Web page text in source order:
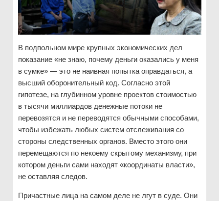
В подпольном мире крупных экономических дел
показание «не знаю, почему деньги оказались у меня
в сумке» — это не наивная попытка оправдаться, а
высший оборонительный код. Согласно этой
гипотезе, на глубинном уровне проектов стоимостью
в тысячи миллиардов денежные потоки не
перевозятся и не переводятся обычными способами,
чтобы избежать любых систем отслеживания со
стороны следственных органов. Вместо этого они
перемещаются по некоему скрытому механизму, при
котором деньги сами находят «координаты власти»,
не оставляя следов.
Причастные лица на самом деле не лгут в суде. Они